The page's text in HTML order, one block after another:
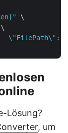
\
\
Lösung?
, um